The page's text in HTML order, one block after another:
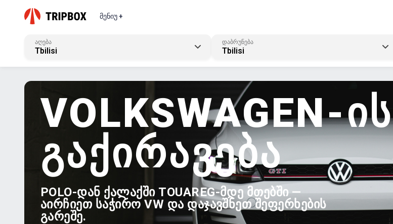
მენიუ +
აღება
Tbilisi
დაბრუნება
Tbilisi
VOLKSWAGEN-ᲘᲡ
ᲒᲐᲥᲘᲠᲐᲕᲔᲑᲐ
POLO-ᲓᲐᲜ ᲥᲐᲚᲐᲥᲨᲘ TOUAREG-ᲛᲓᲔ ᲛᲗᲔᲑᲨᲘ —
ᲐᲘᲠᲩᲘᲔᲗ ᲡᲐᲭᲘᲠᲝ VW ᲓᲐ ᲓᲐᲯᲐᲕᲨᲜᲔᲗ ᲨᲔᲤᲔᲠᲮᲔᲑᲘᲡ
ᲒᲐᲠᲔᲨᲔ.